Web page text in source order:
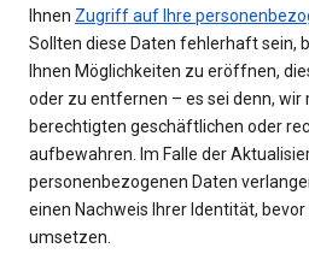
Ihnen Zugriff auf Ihre
Sollten diese Daten fehlerhaft sein,
Ihnen Möglichkeiten zu eröffnen,
oder zu entfernen – es sei denn, wir
berechtigten geschäftlichen oder
aufbewahren. Im Falle der
personenbezogenen Daten
einen Nachweis Ihrer Identität,
umsetzen.